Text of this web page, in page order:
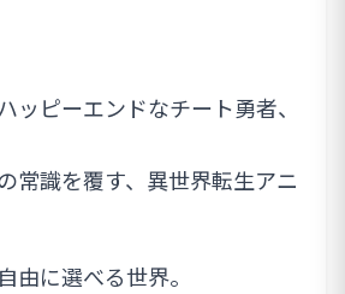
ッピーエンドなチート勇者、
常識を覆す、異世界転生アニ
由に選べる世界。